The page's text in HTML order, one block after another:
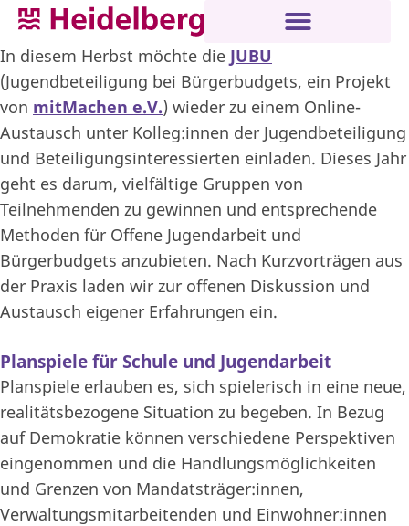
In diesem Herbst möchte die JUBU
(Jugendbeteiligung bei Bürgerbudgets, ein Projekt
von mitMachen e.V.) wieder zu einem Online-
Austausch unter Kolleg:innen der Jugendbeteiligung
und Beteiligungsinteressierten einladen. Dieses Jahr
geht es darum, vielfältige Gruppen von
Teilnehmenden zu gewinnen und entsprechende
Methoden für Offene Jugendarbeit und
Bürgerbudgets anzubieten. Nach Kurzvorträgen aus
der Praxis laden wir zur offenen Diskussion und
Austausch eigener Erfahrungen ein.
Planspiele für Schule und Jugendarbeit
Planspiele erlauben es, sich spielerisch in eine neue,
realitätsbezogene Situation zu begeben. In Bezug
auf Demokratie können verschiedene Perspektiven
eingenommen und die Handlungsmöglichkeiten
und Grenzen von Mandatsträger:innen,
Verwaltungsmitarbeitenden und Einwohner:innen